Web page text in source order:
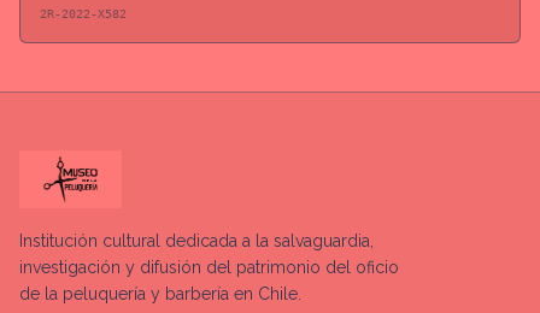
2R-2022-X582
Institución cultural dedicada a la salvaguardia,
investigación y difusión del patrimonio del oficio
de la peluquería y barbería en Chile.